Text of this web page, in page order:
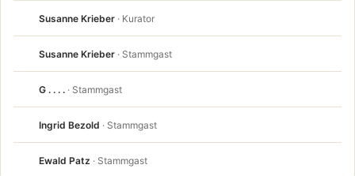
Susanne Krieber · Kurator
Susanne Krieber · Stammgast
G . . . . · Stammgast
Ingrid Bezold · Stammgast
Ewald Patz · Stammgast